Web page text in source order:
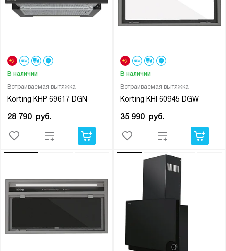
Встраиваемая вытяжка
Korting KHP 69617 DGN
В наличии
28 790 руб.
Встраиваемая вытяжка
Korting KHI 60945 DGW
В наличии
35 990 руб.